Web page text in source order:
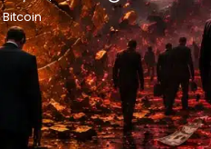
Bitcoin